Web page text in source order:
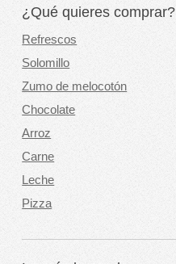
¿Qué quieres comprar?
Refrescos
Solomillo
Zumo de melocotón
Chocolate
Arroz
Carne
Leche
Pizza